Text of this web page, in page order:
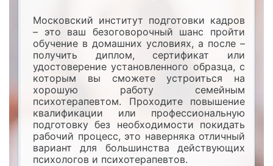
Московский институт подготовки кадров
– это ваш безоговорочный шанс пройти
обучение в домашних условиях, а после –
получить диплом, сертификат или
удостоверение установленного образца, с
которым вы сможете устроиться на
хорошую работу семейным
психотерапевтом. Проходите повышение
квалификации или профессиональную
подготовку без необходимости покидать
рабочий процесс, это наверняка отличный
вариант для большинства действующих
психологов и психотерапевтов.